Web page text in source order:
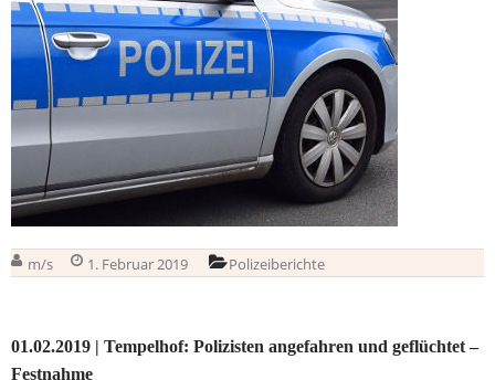
m/s 1. Februar 2019 Polizeiberichte
01.02.2019 | Tempelhof: Polizisten angefahren und geflüchtet –
Festnahme